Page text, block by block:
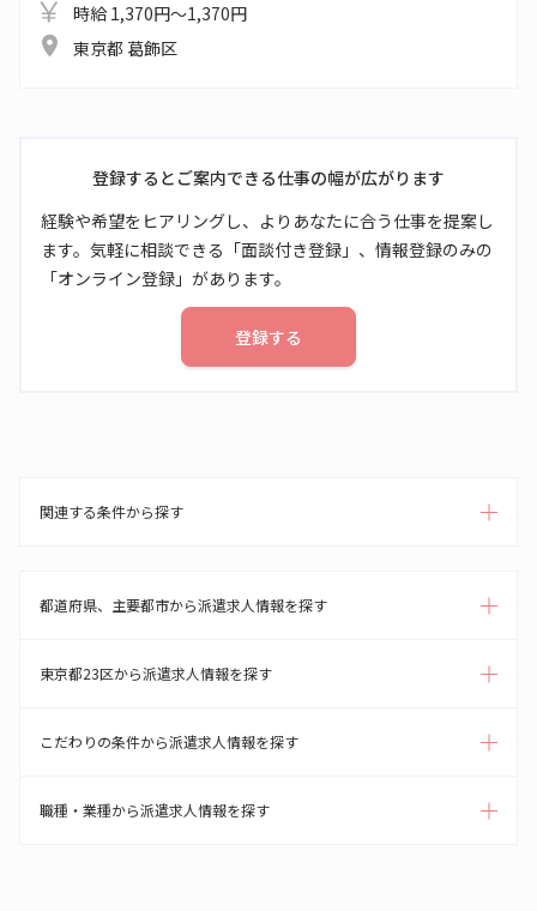
時給 1,370円～1,370円
東京都 葛飾区
登録するとご案内できる仕事の幅が広がります
経験や希望をヒアリングし、よりあなたに合う仕事を提案し
ます。気軽に相談できる「面談付き登録」、情報登録のみの
「オンライン登録」があります。
登録する
関連する条件から探す
都道府県、主要都市から派遣求人情報を探す
東京都23区から派遣求人情報を探す
こだわりの条件から派遣求人情報を探す
職種・業種から派遣求人情報を探す